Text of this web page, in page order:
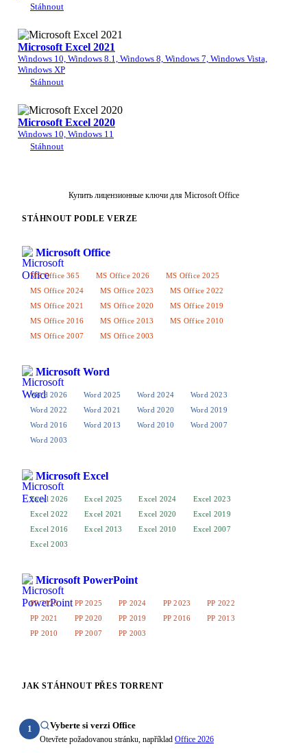
Stáhnout
Microsoft Excel 2021
Windows 10, Windows 8.1, Windows 8, Windows 7, Windows Vista,
Windows XP
Stáhnout
Microsoft Excel 2020
Windows 10, Windows 11
Stáhnout
Купить лицензионные ключи для Microsoft Office
STÁHNOUT PODLE VERZE
Microsoft Office
MS Office 365 MS Office 2026
MS Office 2025
MS Office 2024
MS Office 2023
MS Office 2022
MS Office 2021
MS Office 2020
MS Office 2019
MS Office 2016
MS Office 2013
MS Office 2010
MS Office 2007
MS Office 2003
Microsoft Word
Word 2026 Word 2025 Word 2024
Word 2023
Word 2022
Word 2021 Word 2020
Word 2019
Word 2016
Word 2013 Word 2010
Word 2007
Word 2003
Microsoft Excel
Excel 2026 Excel 2025 Excel 2024
Excel 2023
Excel 2022
Excel 2021 Excel 2020
Excel 2019
Excel 2016
Excel 2013 Excel 2010
Excel 2007
Excel 2003
Microsoft PowerPoint
PP 2026 PP 2025 PP 2024 PP 2023
PP 2022
PP 2021
PP 2020 PP 2019 PP 2016
PP 2013
PP 2010
PP 2007 PP 2003
JAK STÁHNOUT PŘES TORRENT
1 Vyberte si verzi Office
Otevřete požadovanou stránku, například Office 2026